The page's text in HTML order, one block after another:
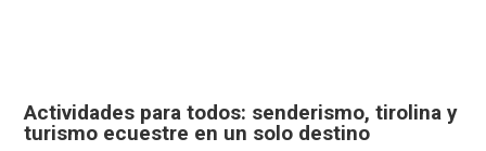
Actividades para todos: senderismo, tirolina y
turismo ecuestre en un solo destino